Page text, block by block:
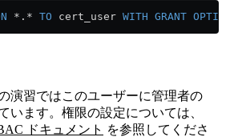
* . * TO cert_user WITH GRANT OPTION
演習ではこのユーザーに管理者の
います。権限の設定については、
ドキュメント を参照してくださ